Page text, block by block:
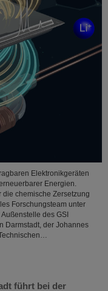
Elektronikgeräten
Energien.
die chemische Zersetzung
Forschungsteam unter
des GSI
Darmstadt, der Johannes
führt bei der